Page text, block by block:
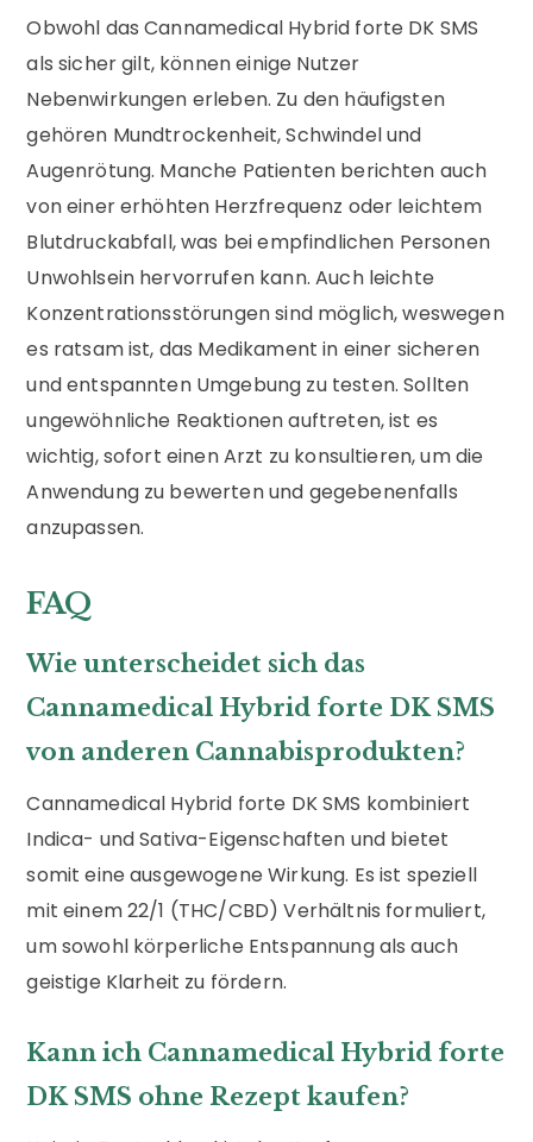
Obwohl das Cannamedical Hybrid forte DK SMS
als sicher gilt, können einige Nutzer
Nebenwirkungen erleben. Zu den häufigsten
gehören Mundtrockenheit, Schwindel und
Augenrötung. Manche Patienten berichten auch
von einer erhöhten Herzfrequenz oder leichtem
Blutdruckabfall, was bei empfindlichen Personen
Unwohlsein hervorrufen kann. Auch leichte
Konzentrationsstörungen sind möglich, weswegen
es ratsam ist, das Medikament in einer sicheren
und entspannten Umgebung zu testen. Sollten
ungewöhnliche Reaktionen auftreten, ist es
wichtig, sofort einen Arzt zu konsultieren, um die
Anwendung zu bewerten und gegebenenfalls
anzupassen.
FAQ
Wie unterscheidet sich das
Cannamedical Hybrid forte DK SMS
von anderen Cannabisprodukten?
Cannamedical Hybrid forte DK SMS kombiniert
Indica- und Sativa-Eigenschaften und bietet
somit eine ausgewogene Wirkung. Es ist speziell
mit einem 22/1 (THC/CBD) Verhältnis formuliert,
um sowohl körperliche Entspannung als auch
geistige Klarheit zu fördern.
Kann ich Cannamedical Hybrid forte
DK SMS ohne Rezept kaufen?